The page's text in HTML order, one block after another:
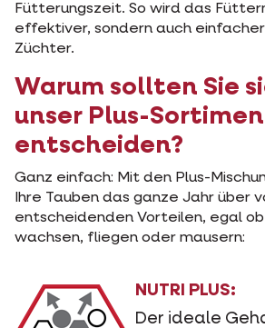
Fütterungszeit. So wird das
effektiver, sondern auch einfacher
Züchter.
Warum sollten Sie
unser Plus-
entscheiden?
Ganz einfach: Mit den Plus-
Ihre Tauben das ganze Jahr über
entscheidenden Vorteilen, egal
wachsen, fliegen oder mausern:
NUTRI PLUS:
Der ideale